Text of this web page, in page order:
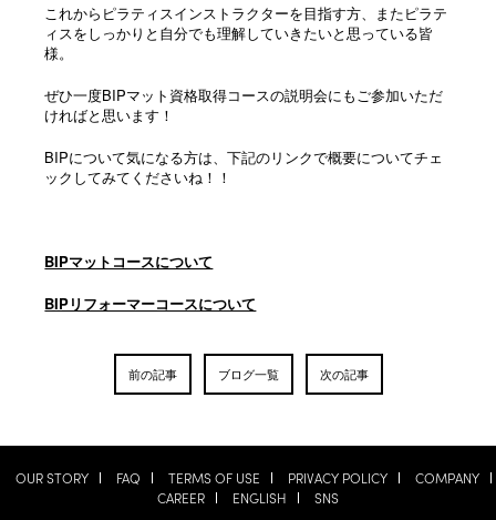
これからピラティスインストラクターを目指す方、またピラテ
ィスをしっかりと自分でも理解していきたいと思っている皆
様。
ぜひ一度BIPマット資格取得コースの説明会にもご参加いただ
ければと思います！
BIPについて気になる方は、下記のリンクで概要についてチェ
ックしてみてくださいね！！
BIPマットコースについて
BIPリフォーマーコースについて
前の記事 ブログ一覧 次の記事
OUR STORY FAQ TERMS OF USE PRIVACY POLICY
COMPANY
CAREER
ENGLISH SNS